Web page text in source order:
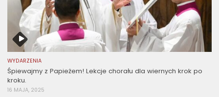
WYDARZENIA
Śpiewajmy z Papieżem! Lekcje chorału dla wiernych krok po
kroku.
16 MAJA, 2025